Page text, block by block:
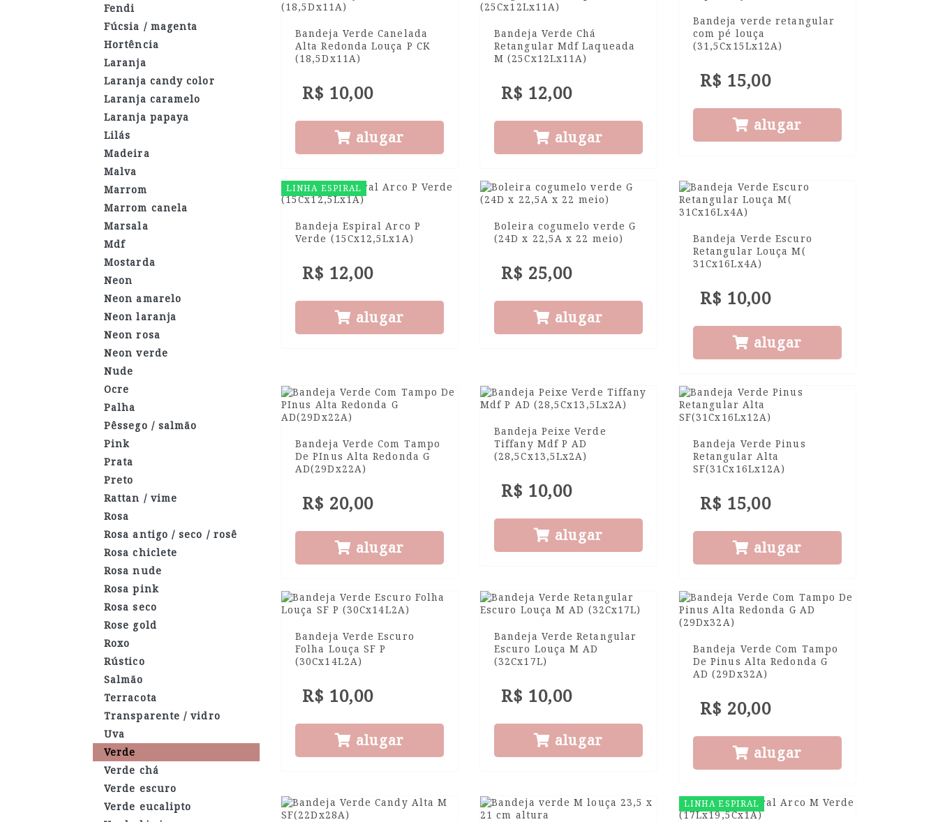
Fendi
Fúcsia / magenta
Hortência
Laranja
Laranja candy color
Laranja caramelo
Laranja papaya
Lilás
Madeira
Malva
Marrom
Marrom canela
Marsala
Mdf
Mostarda
Neon
Neon amarelo
Neon laranja
Neon rosa
Neon verde
Nude
Ocre
Palha
Pêssego / salmão
Pink
Prata
Preto
Rattan / vime
Rosa
Rosa antigo / seco / rosê
Rosa chiclete
Rosa nude
Rosa pink
Rosa seco
Rose gold
Roxo
Rústico
Salmão
Terracota
Transparente / vidro
Uva
Verde
Verde chá
Verde escuro
Verde eucalipto
Bandeja Verde Canelada
Alta Redonda Louça P CK
(18,5Dx11A)
R$ 10,00
alugar
Bandeja Verde Chá
Retangular Mdf Laqueada
M (25Cx12Lx11A)
R$ 12,00
alugar
Bandeja verde retangular
com pé louça
(31,5Cx15Lx12A)
R$ 15,00
alugar
LINHA ESPIRAL
Bandeja Espiral Arco P
Verde (15Cx12,5Lx1A)
R$ 12,00
alugar
Boleira cogumelo verde G
(24D x 22,5A x 22 meio)
R$ 25,00
alugar
Bandeja Verde Escuro
Retangular Louça M(
31Cx16Lx4A)
R$ 10,00
alugar
Bandeja Verde Com Tampo
De PInus Alta Redonda G
AD(29Dx22A)
R$ 20,00
alugar
Bandeja Peixe Verde
Tiffany Mdf P AD
(28,5Cx13,5Lx2A)
R$ 10,00
alugar
Bandeja Verde Pinus
Retangular Alta
SF(31Cx16Lx12A)
R$ 15,00
alugar
Bandeja Verde Escuro
Folha Louça SF P
(30Cx14L2A)
R$ 10,00
alugar
Bandeja Verde Retangular
Escuro Louça M AD
(32Cx17L)
R$ 10,00
alugar
Bandeja Verde Com Tampo
De Pinus Alta Redonda G
AD (29Dx32A)
R$ 20,00
alugar
LINHA ESPIRAL